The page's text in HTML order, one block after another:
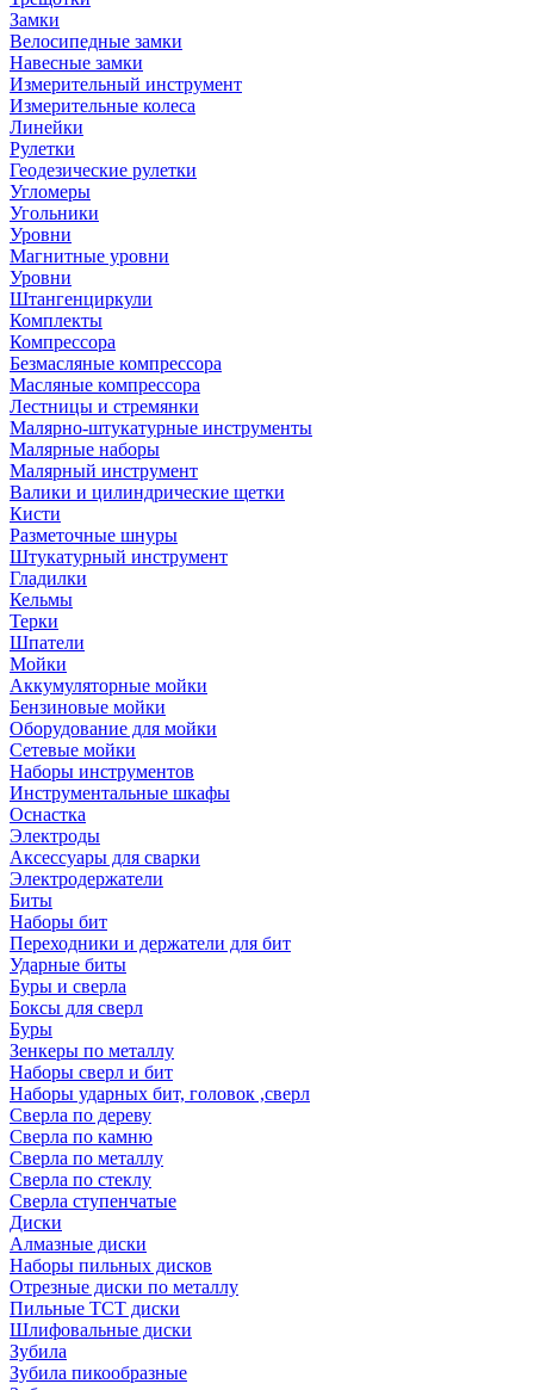
Замки
Велосипедные замки
Навесные замки
Измерительный инструмент
Измерительные колеса
Линейки
Рулетки
Геодезические рулетки
Угломеры
Угольники
Уровни
Магнитные уровни
Уровни
Штангенциркули
Комплекты
Компрессора
Безмасляные компрессора
Масляные компрессора
Лестницы и стремянки
Малярно-штукатурные инструменты
Малярные наборы
Малярный инструмент
Валики и цилиндрические щетки
Кисти
Разметочные шнуры
Штукатурный инструмент
Гладилки
Кельмы
Терки
Шпатели
Мойки
Аккумуляторные мойки
Бензиновые мойки
Оборудование для мойки
Сетевые мойки
Наборы инструментов
Инструментальные шкафы
Оснастка
Электроды
Аксессуары для сварки
Электродержатели
Биты
Наборы бит
Переходники и держатели для бит
Ударные биты
Буры и сверла
Боксы для сверл
Буры
Зенкеры по металлу
Наборы сверл и бит
Наборы ударных бит, головок ,сверл
Сверла по дереву
Сверла по камню
Сверла по металлу
Сверла по стеклу
Сверла ступенчатые
Диски
Алмазные диски
Наборы пильных дисков
Отрезные диски по металлу
Пильные TCT диски
Шлифовальные диски
Зубила
Зубила пикообразные